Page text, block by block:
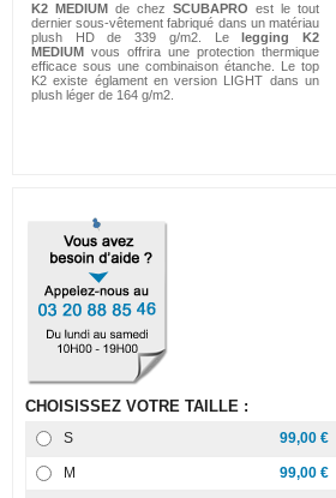
K2 MEDIUM de chez SCUBAPRO est le tout
dernier sous-vêtement fabriqué dans un matériau
plush HD de 339 g/m2. Lelegging K2
MEDIUM vous offrira une protection thermique
efficace sous une combinaison étanche . Le top
K2 existe églament en version LIGHT dans un
plush léger de 164 g/m2.
CHOISISSEZ VOTRE TAILLE :
S 99,00 €
M 99,00 €